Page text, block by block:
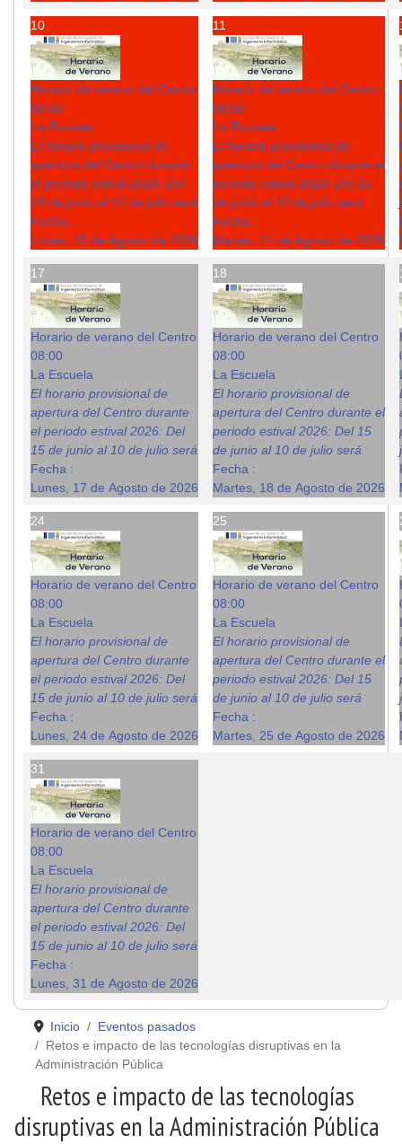
10
Horario de verano del Centro
08:00
La Escuela
El horario provisional de
apertura del Centro durante
el periodo estival 2026: Del
15 de junio al 10 de julio será
Fecha :
Lunes, 10 de Agosto de 2026
11
Horario de verano del Centro
08:00
La Escuela
El horario provisional de
apertura del Centro durante el
periodo estival 2026: Del 15
de junio al 10 de julio será
Fecha :
Martes, 11 de Agosto de 2026
17
Horario de verano del Centro
08:00
La Escuela
El horario provisional de
apertura del Centro durante
el periodo estival 2026: Del
15 de junio al 10 de julio será
Fecha :
Lunes, 17 de Agosto de 2026
18
Horario de verano del Centro
08:00
La Escuela
El horario provisional de
apertura del Centro durante el
periodo estival 2026: Del 15
de junio al 10 de julio será
Fecha :
Martes, 18 de Agosto de 2026
24
Horario de verano del Centro
08:00
La Escuela
El horario provisional de
apertura del Centro durante
el periodo estival 2026: Del
15 de junio al 10 de julio será
Fecha :
Lunes, 24 de Agosto de 2026
25
Horario de verano del Centro
08:00
La Escuela
El horario provisional de
apertura del Centro durante el
periodo estival 2026: Del 15
de junio al 10 de julio será
Fecha :
Martes, 25 de Agosto de 2026
31
Horario de verano del Centro
08:00
La Escuela
El horario provisional de
apertura del Centro durante
el periodo estival 2026: Del
15 de junio al 10 de julio será
Fecha :
Lunes, 31 de Agosto de 2026
Inicio
Eventos pasados
Retos e impacto de las tecnologías disruptivas en la
Administración Pública
Retos e impacto de las tecnologías
disruptivas en la Administración Pública